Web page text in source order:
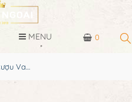
0
MENU
Rượu Vang Margaret Negroamaro Sangiovese Gold